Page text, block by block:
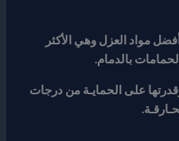
مواد العزل وهي الأكثر
بالدمام.
على الحمايـة من درجات